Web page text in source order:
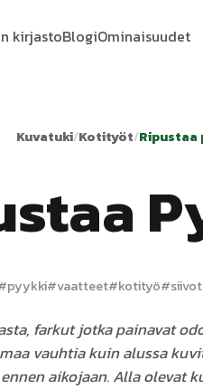
kirjastoBlogiOminaisuudet
Kuvatuki/Kotityöt/Ripustaa
pyykki#vaatteet#kotityö#
farkut jotka painavat
vauhtia kuin alussa
aikojaan. Alla olevat